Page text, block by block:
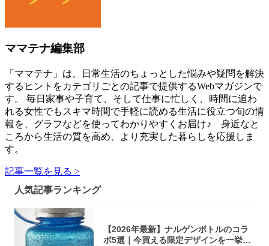
ママテナ編集部
「ママテナ」は、日常生活のちょっとした悩みや疑問を解決
するヒントをカテゴリごとの記事で提供するWebマガジンで
す。 毎日家事や子育て、そして仕事に忙しく、時間に追わ
れる女性でもスキマ時間で手軽に読める生活に役立つ旬の情
報を、グラフなどを使ってわかりやすくお届け♪ 身近なと
ころから生活の質を高め、より充実した暮らしを応援しま
す。
記事一覧を見る >
人気記事ランキング
【2026年最新】ナルゲンボトルのコラ
ボ5選｜今買える限定デザインを一挙紹